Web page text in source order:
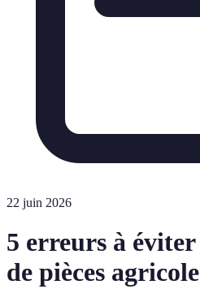
22 juin 2026
5 erreurs à
de pièces